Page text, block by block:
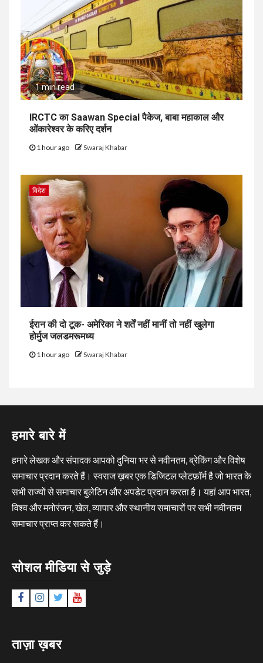
1 min read
IRCTC का Saawan Special पैकेज, बाबा महाकाल और
ओंकारेश्वर के करिए दर्शन
1 hour ago Swaraj Khabar
विदेश
ईरान की दो टूक- अमेरिका ने शर्तें नहीं मानीं तो नहीं खुलेगा
होर्मुज जलडमरूमध्य
1 hour ago Swaraj Khabar
हमारे बारे में
हमारे लेखक और संपादक आपको दुनिया भर से नवीनतम, ब्रेकिंग और विशेष
समाचार प्रदान करते हैं। स्वराज ख़बर एक डिजिटल प्लेटफ़ॉर्म है जो भारत के
सभी राज्यों से समाचार बुलेटिन और अपडेट प्रदान करता है। यहां आप भारत,
विश्व और मनोरंजन, खेल, व्यापार और स्थानीय समाचारों पर सभी नवीनतम
समाचार प्राप्त कर सकते हैं।
सोशल मीडिया से जुड़े
FacebookInstagram
TwitterYouTube
ताज़ा ख़बर